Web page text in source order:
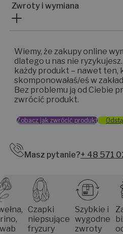
Zwroty i wymiana
Wiemy, że zakupy online
dlatego u nas nie
każdy produkt – nawet ten,
skomponowałaś/eś w
Bez problemu ją od Ciebie
zwrócić produkt.
Zobacz jak zwrócić produkt
Masz pytanie?+ 48 571
Czapki
niepsujące
fryzury
Szybkie i
wygodne
zwroty
od 5